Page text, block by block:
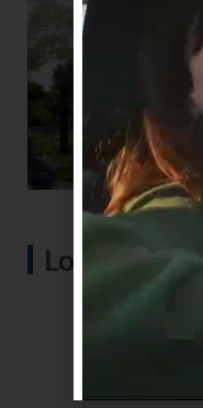
Lo más visto